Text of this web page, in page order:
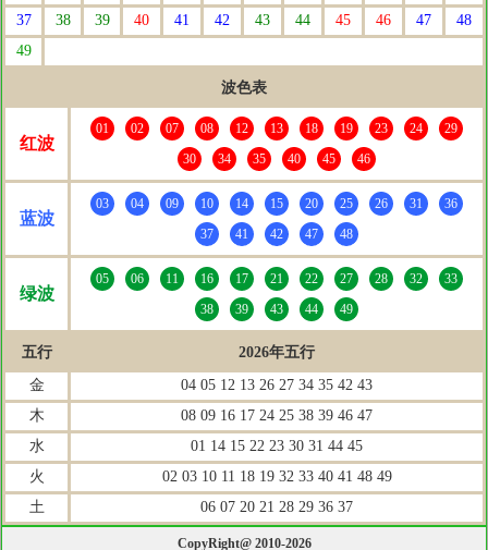
37
38 39 40 41 42 43 44 45 46 47
48
49
波色表
红波
01 02 07 08 12 13 18 19 23 24
29
30
34 35 40 45 46
蓝波
03 04 09 10 14 15 20 25 26 31
36
37
41 42 47 48
绿波
05 06 11 16 17 21 22 27 28 32
33
38
39 43 44 49
五行
2026年五行
金
04 05 12 13 26 27 34 35 42 43
木
08 09 16 17 24 25 38 39 46 47
水
01 14 15 22 23 30 31 44 45
火
02 03 10 11 18 19 32 33 40 41 48 49
土
06 07 20 21 28 29 36 37
CopyRight@ 2010-2026